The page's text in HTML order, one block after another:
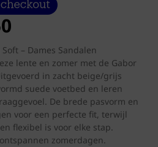
– Dames Sandalen
lente en zomer met de Gabor
in zacht beige/grijs
suede voetbed en leren
De brede pasvorm en
voor een perfecte fit, terwijl
flexibel is voor elke stap.
zomerdagen.